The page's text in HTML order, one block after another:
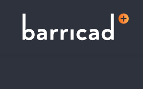
À propos
Contact